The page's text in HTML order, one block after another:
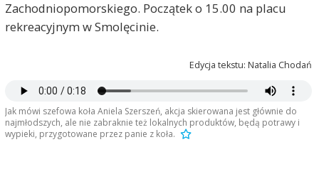
Zachodniopomorskiego. Początek o 15.00 na placu
rekreacyjnym w Smolęcinie.
Edycja tekstu: Natalia Chodań
Jak mówi szefowa koła Aniela Szerszeń, akcja skierowana jest głównie do
najmłodszych, ale nie zabraknie też lokalnych produktów, będą potrawy i
wypieki, przygotowane przez panie z koła.